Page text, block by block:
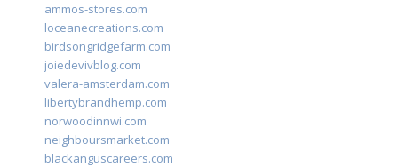
ammos-stores.com
loceanecreations.com
birdsongridgefarm.com
joiedevivblog.com
valera-amsterdam.com
libertybrandhemp.com
norwoodinnwi.com
neighboursmarket.com
blackanguscareers.com